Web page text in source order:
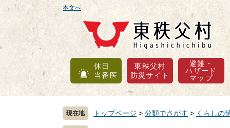
ペ
ー
ジ
の
メ
ニ
ュ
ー
本文へ
休日
当番医
東秩父村
防災サイト
避難・
ハザード
マップ
現在地 トップページ > 分類でさがす > くらしの